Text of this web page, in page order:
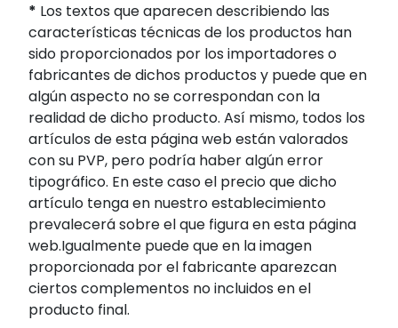
* Los textos que aparecen describiendo las
características técnicas de los productos han
sido proporcionados por los importadores o
fabricantes de dichos productos y puede que en
algún aspecto no se correspondan con la
realidad de dicho producto. Así mismo, todos los
artículos de esta página web están valorados
con su PVP, pero podría haber algún error
tipográfico. En este caso el precio que dicho
artículo tenga en nuestro establecimiento
prevalecerá sobre el que figura en esta página
web.Igualmente puede que en la imagen
proporcionada por el fabricante aparezcan
ciertos complementos no incluidos en el
producto final.